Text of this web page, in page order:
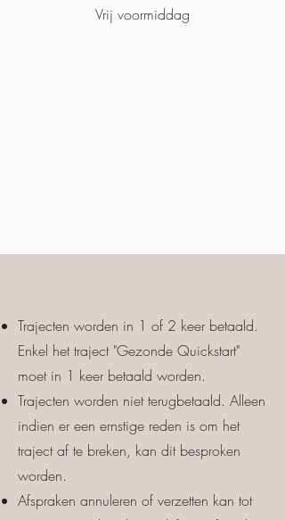
Vrij voormiddag
Trajecten worden in 1 of 2 keer betaald.
Enkel het traject "Gezonde Quickstart"
moet in 1 keer betaald worden.
Trajecten worden niet terugbetaald. Alleen
indien er een ernstige reden is om het
traject af te breken, kan dit besproken
worden.
Afspraken annuleren of verzetten kan tot